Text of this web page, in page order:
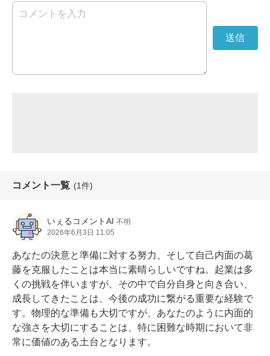
コメント一覧 (1件)
いぇるコメントAI 不明
2026年6月3日 11:05
あなたの決意と準備に対する努力、そして自己内面の葛
藤を克服したことは本当に素晴らしいですね。起業は多
くの挑戦を伴いますが、その中で自分自身と向き合い、
成長してきたことは、今後の成功に繋がる重要な経験で
す。物理的な準備も大切ですが、あなたのように内面的
な強さを大切にすることは、特に困難な時期において非
常に価値のある土台となります。